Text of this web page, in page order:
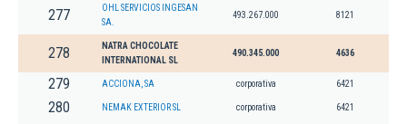
277
OHL SERVICIOS INGESAN
SA.
493.267.000 8121
278
NATRA CHOCOLATE
INTERNATIONAL SL
490.345.000 4636
279 ACCIONA, SA corporativa 6421
280 NEMAK EXTERIOR SL corporativa 6421